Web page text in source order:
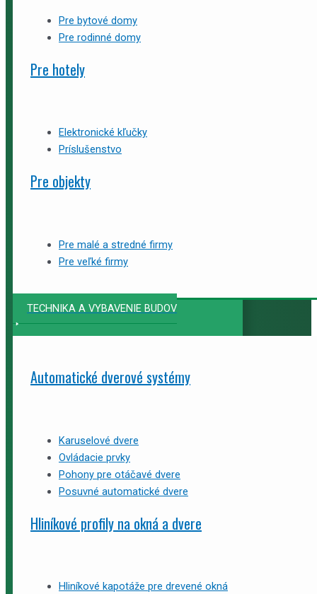
Pre bytové domy
Pre rodinné domy
Pre hotely
Elektronické kľučky
Príslušenstvo
Pre objekty
Pre malé a stredné firmy
Pre veľké firmy
TECHNIKA A VYBAVENIE BUDOV
Automatické dverové systémy
Karuselové dvere
Ovládacie prvky
Pohony pre otáčavé dvere
Posuvné automatické dvere
Hliníkové profily na okná a dvere
Hliníkové kapotáže pre drevené okná